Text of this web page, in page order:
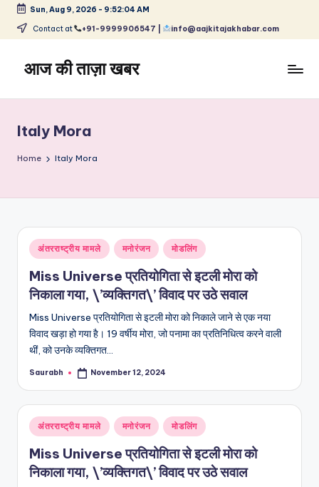
Skip
content
Sun, Aug 9, 2026 - 9:52:04 AM
Contact at +91-9999906547 | info@aajkitajakhabar.com
आज की ताज़ा खबर
ताज़ा
समाचार
–
और
विश्व
Italy Mora
Home Italy Mora
Posted
in
अंतरराष्ट्रीय मामले मनोरंजन मोडलिंग
Miss Universe प्रतियोगिता से इटली मोरा को
निकाला गया, \’व्यक्तिगत\’ विवाद पर उठे सवाल
Miss Universe प्रतियोगिता से इटली मोरा को निकाले जाने से एक नया
विवाद खड़ा हो गया है। 19 वर्षीय मोरा, जो पनामा का प्रतिनिधित्व करने वाली
थीं, को उनके व्यक्तिगत…
Posted
Saurabh November 12, 2024
Posted
in
अंतरराष्ट्रीय मामले मनोरंजन मोडलिंग
Miss Universe प्रतियोगिता से इटली मोरा को
निकाला गया, \’व्यक्तिगत\’ विवाद पर उठे सवाल